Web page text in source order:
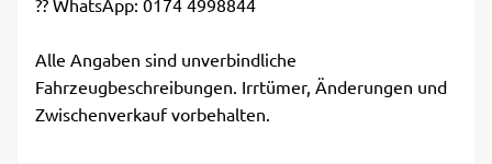
?? WhatsApp: 0174 4998844
Alle Angaben sind unverbindliche
Fahrzeugbeschreibungen. Irrtümer, Änderungen und
Zwischenverkauf vorbehalten.